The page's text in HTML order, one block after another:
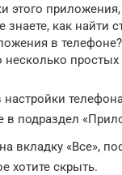
этого приложения,
знаете, как найти
в
несколько
настройки
в подраздел
вкладку «Все»,
хотите скрыть.